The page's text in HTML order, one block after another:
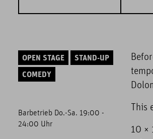
OPEN STAGE
STAND-UP
COMEDY
Barbetrieb Do.-Sa. 19:00 -
24:00 Uhr
10 ×